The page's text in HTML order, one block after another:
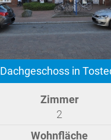
Dachgeschoss in
Zimmer
2
Wohnfläche